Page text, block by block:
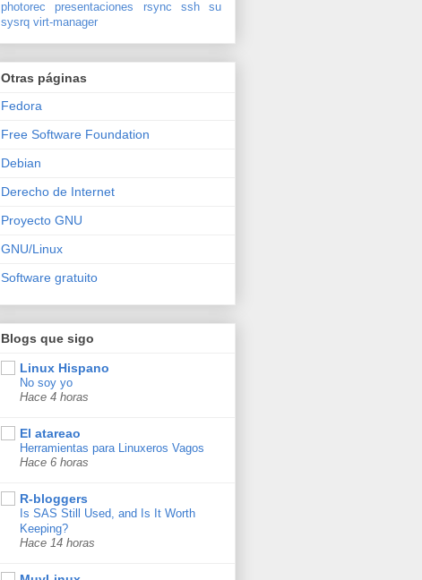
photorec presentaciones rsync ssh
su
sysrq virt-manager
Otras páginas
Fedora
Free Software Foundation
Debian
Derecho de Internet
Proyecto GNU
GNU/Linux
Software gratuito
Blogs que sigo
Linux Hispano
No soy yo
Hace 4 horas
El atareao
Herramientas para Linuxeros Vagos
Hace 6 horas
R-bloggers
Is SAS Still Used, and Is It Worth
Keeping?
Hace 14 horas